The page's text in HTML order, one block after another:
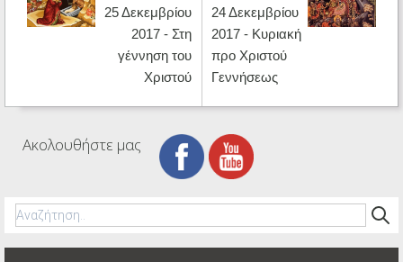
25 Δεκεμβρίου
2017 - Στη
γέννηση του
Χριστού
24 Δεκεμβρίου
2017 - Κυριακή
προ Χριστού
Γεννήσεως
Ακολουθήστε μας